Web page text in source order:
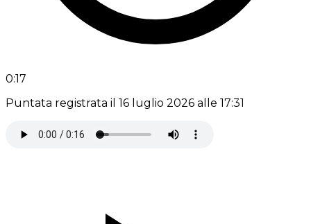
0:17
Puntata registrata il 16 luglio 2026 alle 17:31